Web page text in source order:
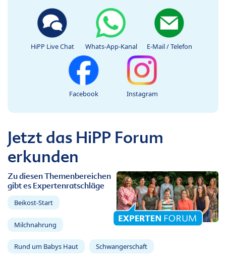
HiPP Live Chat Whats-App-Kanal E-Mail / Telefon
Facebook Instagram
Jetzt das HiPP Forum
erkunden
Zu diesen Themenbereichen
gibt es Expertenratschläge
Beikost-Start
Milchnahrung
Rund um Babys Haut Schwangerschaft